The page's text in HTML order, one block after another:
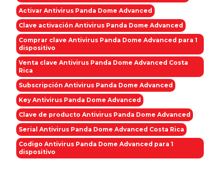
Activar Antivirus Panda Dome Advanced
Clave activación Antivirus Panda Dome Advanced
Comprar clave Antivirus Panda Dome Advanced para 1
dispositivo
Venta clave Antivirus Panda Dome Advanced Costa
Rica
Subscripción Antivirus Panda Dome Advanced
Key Antivirus Panda Dome Advanced
Clave de producto Antivirus Panda Dome Advanced
Serial Antivirus Panda Dome Advanced Costa Rica
Codigo Antivirus Panda Dome Advanced para 1
dispositivo